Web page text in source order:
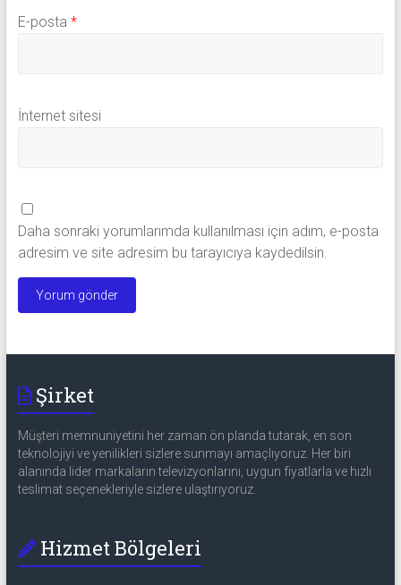
E-posta *
İnternet sitesi
Daha sonraki yorumlarımda kullanılması için adım, e-posta
adresim ve site adresim bu tarayıcıya kaydedilsin.
Şirket
Müşteri memnuniyetini her zaman ön planda tutarak, en son
teknolojiyi ve yenilikleri sizlere sunmayı amaçlıyoruz. Her biri
alanında lider markaların televizyonlarını, uygun fiyatlarla ve hızlı
teslimat seçenekleriyle sizlere ulaştırıyoruz.
Hizmet Bölgeleri